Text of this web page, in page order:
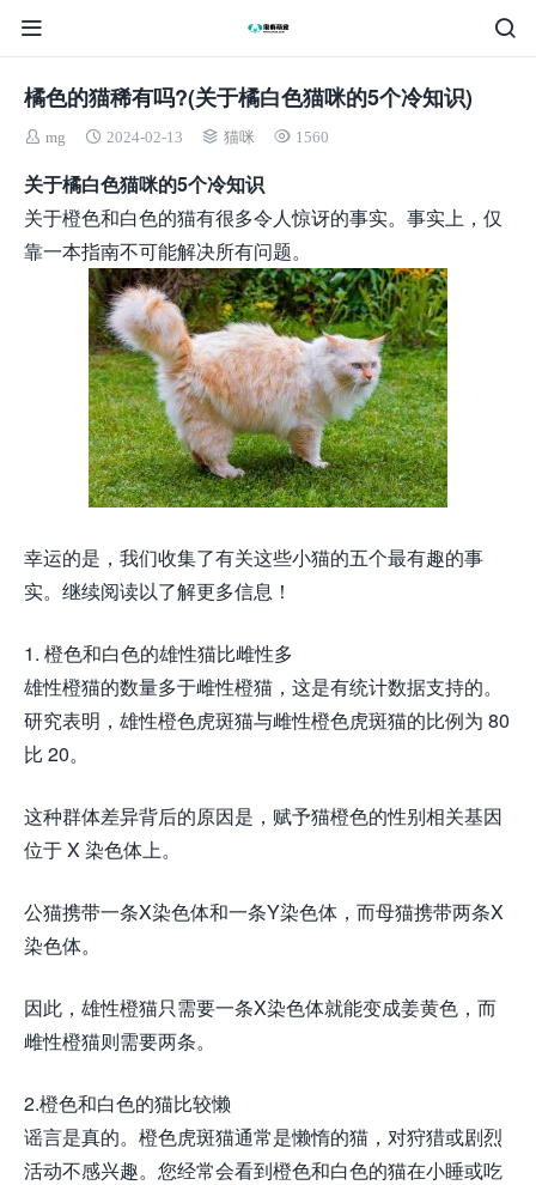
橘色的猫稀有吗?(关于橘白色猫咪的5个冷知识)
mg 2024-02-13 猫咪 1560
关于橘白色猫咪的5个冷知识
关于橙色和白色的猫有很多令人惊讶的事实。事实上，仅
靠一本指南不可能解决所有问题。
幸运的是，我们收集了有关这些小猫的五个最有趣的事
实。继续阅读以了解更多信息！
1. 橙色和白色的雄性猫比雌性多
雄性橙猫的数量多于雌性橙猫，这是有统计数据支持的。
研究表明，雄性橙色虎斑猫与雌性橙色虎斑猫的比例为 80
比 20。
这种群体差异背后的原因是，赋予猫橙色的性别相关基因
位于 X 染色体上。
公猫携带一条X染色体和一条Y染色体，而母猫携带两条X
染色体。
因此，雄性橙猫只需要一条X染色体就能变成姜黄色，而
雌性橙猫则需要两条。
2.橙色和白色的猫比较懒
谣言是真的。橙色虎斑猫通常是懒惰的猫，对狩猎或剧烈
活动不感兴趣。您经常会看到橙色和白色的猫在小睡或吃